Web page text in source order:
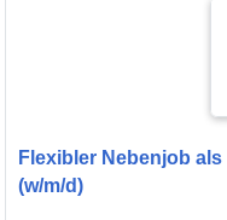
Flexibler Nebenjob
(w/m/d)